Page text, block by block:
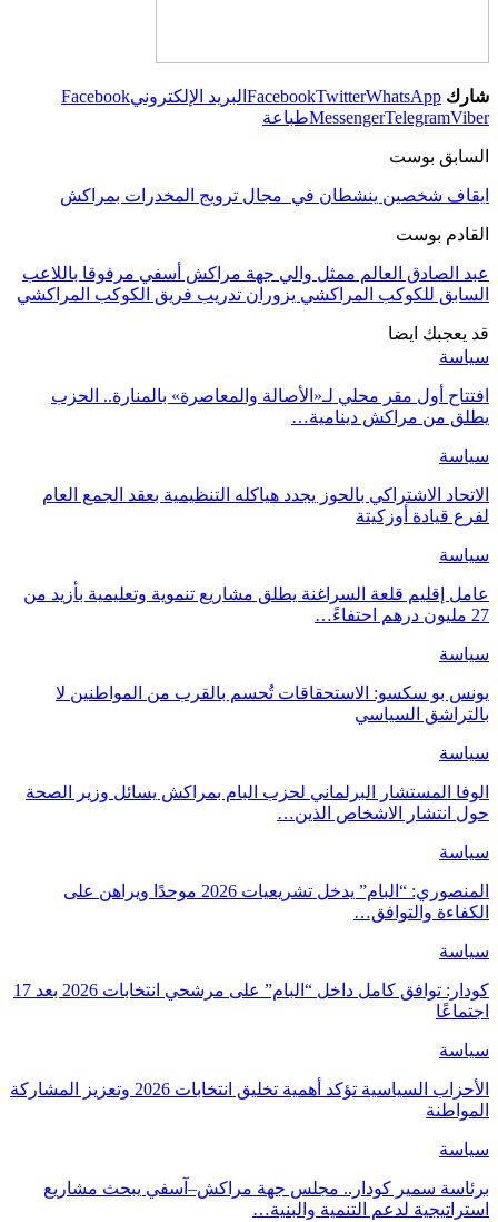
شارك FacebookTwitterWhatsApp البريد الإلكترونيFacebook
MessengerTelegramViber طباعة
السابق بوست
ايقاف شخصين ينشطان في مجال ترويج المخدرات بمراكش
القادم بوست
عبد الصادق العالم ممثل والي جهة مراكش أسفي مرفوقا باللاعب
السابق للكوكب المراكشي يزوران تدريب فريق الكوكب المراكشي
قد يعجبك ايضا
سياسة
افتتاح أول مقر محلي لـ«الأصالة والمعاصرة» بالمنارة.. الحزب
يطلق من مراكش دينامية…
سياسة
الاتحاد الاشتراكي بالحوز يجدد هياكله التنظيمية بعقد الجمع العام
لفرع قيادة أوزكيتة
سياسة
عامل إقليم قلعة السراغنة يطلق مشاريع تنموية وتعليمية بأزيد من
27 مليون درهم احتفاءً…
سياسة
يونس بو سكسو: الاستحقاقات تُحسم بالقرب من المواطنين لا
بالتراشق السياسي
سياسة
الوفا المستشار البرلماني لحزب البام بمراكش يسائل وزير الصحة
حول انتشار الاشخاص الذين…
سياسة
المنصوري: “البام” يدخل تشريعيات 2026 موحدًا ويراهن على
الكفاءة والتوافق…
سياسة
كودار: توافق كامل داخل “البام” على مرشحي انتخابات 2026 بعد 17
اجتماعًا
سياسة
الأحزاب السياسية تؤكد أهمية تخليق انتخابات 2026 وتعزيز المشاركة
المواطنة
سياسة
برئاسة سمير كودار.. مجلس جهة مراكش–آسفي يبحث مشاريع
استراتيجية لدعم التنمية والبنية…